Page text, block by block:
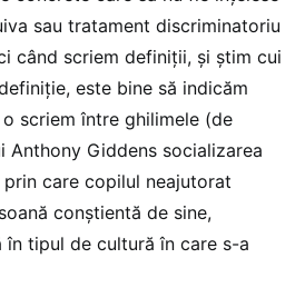
sau tratament discriminatoriu
când scriem definiții, și știm cui
este bine să indicăm
scriem între ghilimele (de
Anthony Giddens socializarea
care copilul neajutorat
conștientă de sine,
în tipul de cultură în care s-a